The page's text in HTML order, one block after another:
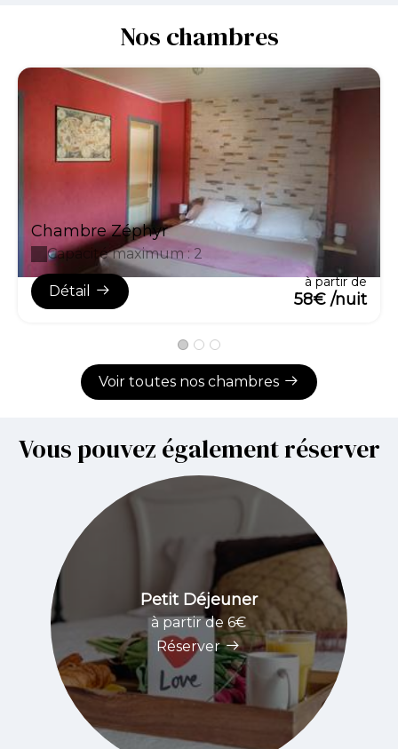
Nos chambres
Chambre Zéphyr
Capacité maximum : 2
Détail
à partir de
58€ /nuit
Voir toutes nos chambres
Vous pouvez également réserver
Petit Déjeuner
à partir de 6€
Réserver